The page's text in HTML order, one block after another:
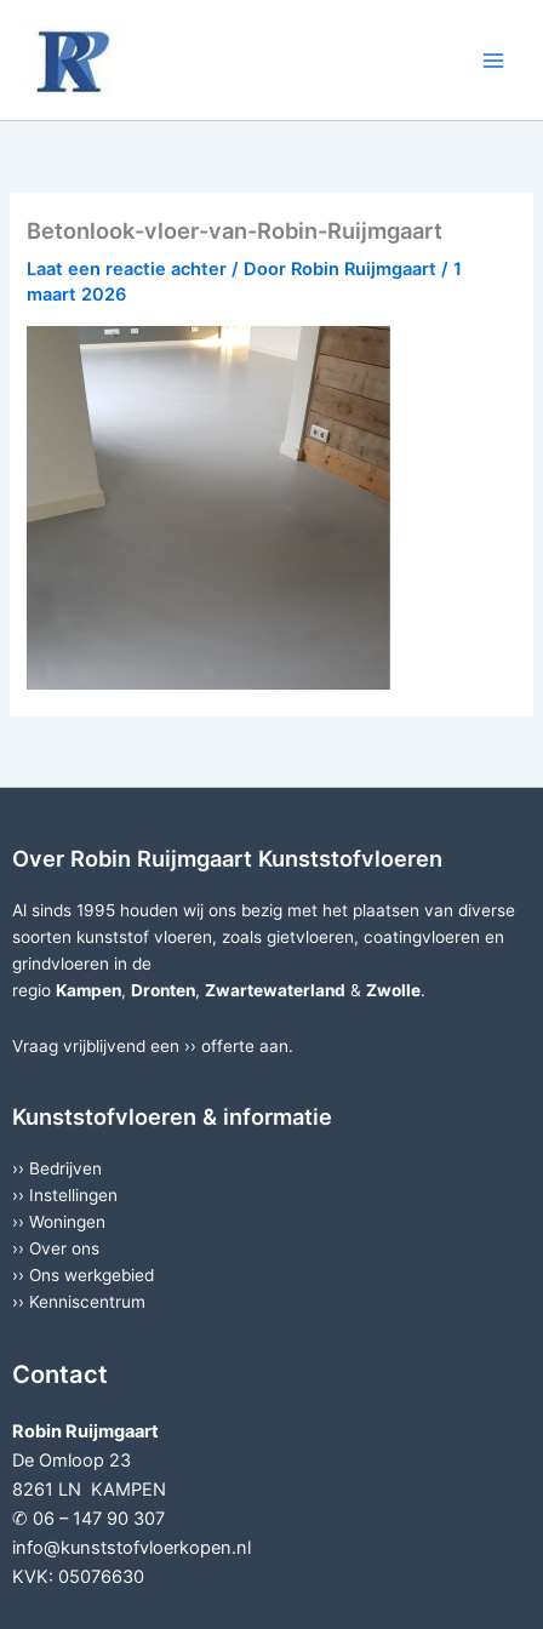
inhoud
Betonlook-vloer-van-Robin-Ruijmgaart
Laat een reactie achter / Door Robin Ruijmgaart/1
maart 2026
Over Robin Ruijmgaart Kunststofvloeren
Al sinds 1995 houden wij ons bezig met het plaatsen van diverse
soorten kunststof vloeren, zoals gietvloeren, coatingvloeren en
grindvloeren in de
regio Kampen, Dronten, Zwartewaterland & Zwolle.
Vraag vrijblijvend een ›› offerte aan.
Kunststofvloeren & informatie
›› Bedrijven
›› Instellingen
›› Woningen
›› Over ons
›› Ons werkgebied
›› Kenniscentrum
Contact
Robin Ruijmgaart
De Omloop 23
8261 LN KAMPEN
✆ 06 – 147 90 307
info@kunststofvloerkopen.nl
KVK: 05076630